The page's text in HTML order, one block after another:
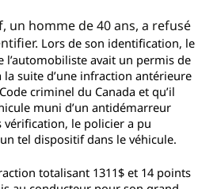
un homme de 40 ans, a refusé
Lors de son identification, le
l’automobiliste avait un permis de
suite d’une infraction antérieure
criminel du Canada et qu’il
muni d’un antidémarreur
le policier a pu
tel dispositif dans le véhicule.
totalisant 1311$ et 14 points